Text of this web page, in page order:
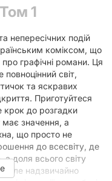
1
непересічних подій
коміксом, що
графічні романи. Ця
повноцінний світ,
та яскравих
Приготуйтеся
крок до розгадки
має значення, а
що просто не
до всесвіту, де
а доля всього світу
але надзвичайно